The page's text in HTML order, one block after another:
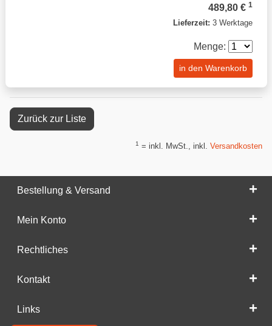
489,80 € 1
Lieferzeit: 3 Werktage
Menge:
in den Warenkorb
Zurück zur Liste
1 = inkl. MwSt., inkl. Versandkosten
Bestellung & Versand
Mein Konto
Rechtliches
Kontakt
Links